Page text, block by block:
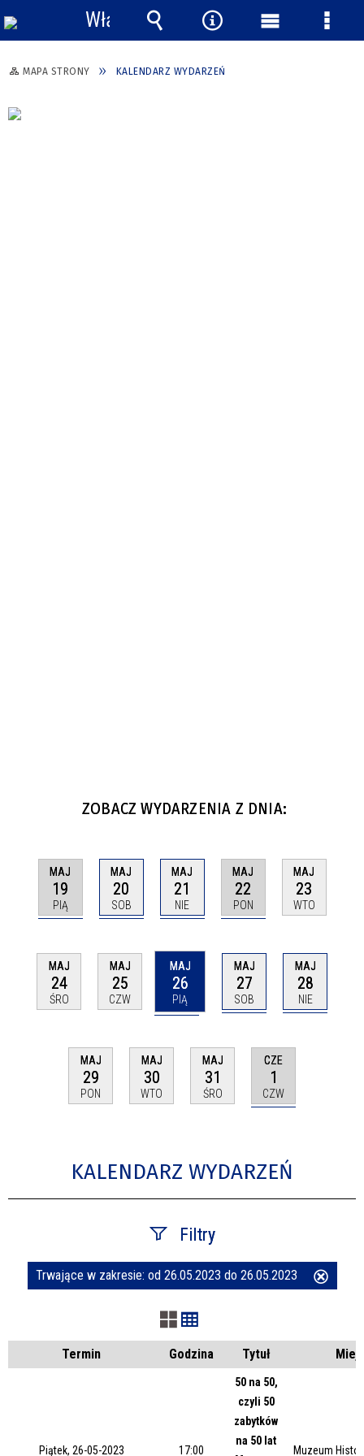
MAPA STRONY KALENDARZ WYDARZEŃ
ZOBACZ WYDARZENIA Z DNIA:
MAJ
19
PIĄ
MAJ
20
SOB
MAJ
21
NIE
MAJ
22
PON
MAJ
23
WTO
MAJ
24
ŚRO
MAJ
25
CZW
MAJ
26
PIĄ
MAJ
27
SOB
MAJ
28
NIE
MAJ
29
PON
MAJ
30
WTO
MAJ
31
ŚRO
CZE
1
CZW
KALENDARZ WYDARZEŃ
Filtry
Szukana fraza
Kategoria
—
Trwające w zakresie: od 26.05.2023 do 26.05.2023
Termin Godzina Tytuł
Piątek, 26-05-2023 17:00
50 na 50,
czyli 50
zabytków
na 50 lat
Muzeum
Włącz
powiadomienia
Wyszukiwarka
Narzędzia
Menu Menu